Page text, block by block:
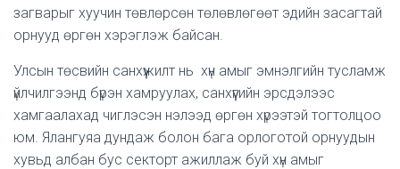
загварыг хуучин төвлөрсөн төлөвлөгөөт эдийн засагтай
орнууд өргөн хэрэглэж байсан.
Улсын төсвийн санхүүжилт нь хүн амыг эмнэлгийн тусламж
үйлчилгээнд бүрэн хамруулах, санхүүгийн эрсдэлээс
хамгаалахад чиглэсэн нэлээд өргөн хүрээтэй тогтолцоо
юм. Ялангуяа дундаж болон бага орлоготой орнуудын
хувьд албан бус секторт ажиллаж буй хүн амыг